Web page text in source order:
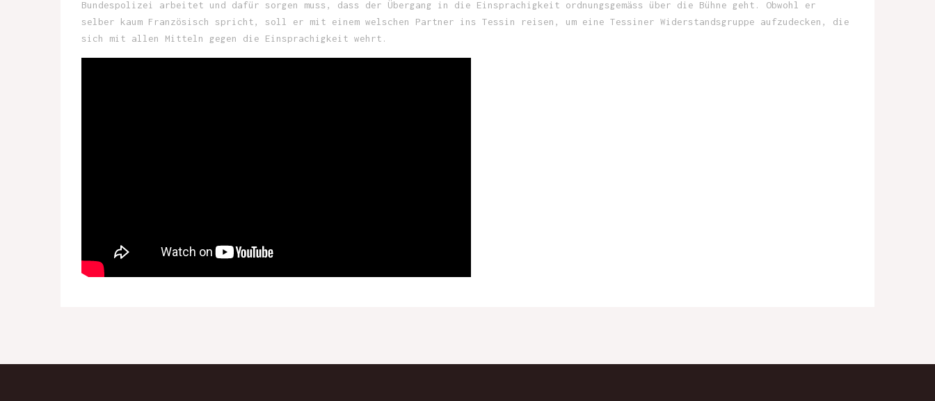
Bundespolizei arbeitet und dafür sorgen muss, dass der Übergang in die Einsprachigkeit ordnungsgemäss über die Bühne geht. Obwohl er
selber kaum Französisch spricht, soll er mit einem welschen Partner ins Tessin reisen, um eine Tessiner Widerstandsgruppe aufzudecken, die
sich mit allen Mitteln gegen die Einsprachigkeit wehrt.